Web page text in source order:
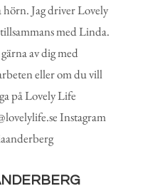
hörn. Jag driver Lovely
med Linda.
av dig med
eller om du vill
på Lovely Life
Instagram